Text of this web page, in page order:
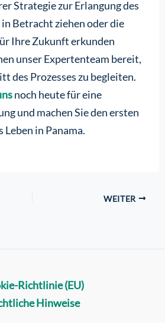
Strategie zur Erlangung des
Betracht ziehen oder die
Ihre Zukunft erkunden
unser Expertenteam bereit,
des Prozesses zu begleiten.
noch heute für eine
und machen Sie den ersten
in Panama.
WEITER
Richtlinie (EU)
Hinweise